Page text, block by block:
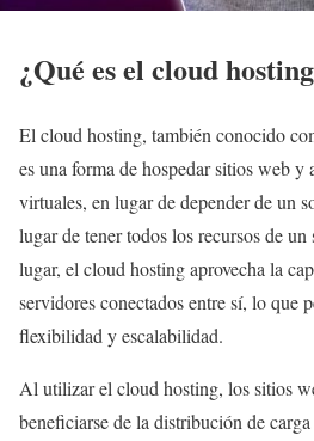
¿Qué es el cloud
El cloud hosting, también conocido
es una forma de hospedar sitios web y
virtuales, en lugar de depender de un
lugar de tener todos los recursos de
lugar, el cloud hosting aprovecha la
servidores conectados entre sí, lo que
flexibilidad y escalabilidad.
Al utilizar el cloud hosting, los sitios
beneficiarse de la distribución de